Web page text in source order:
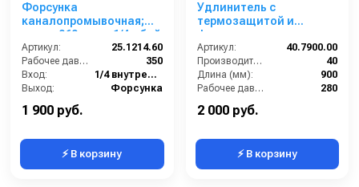
Форсунка
каналопромывочная;
сопло 060; вход 1/4г; бой
3Rx1F
Артикул:
25.1214.60
Рабочее давление (бар):
350
Вход:
1/4 внутренняя резьба
Выход:
Форсунка
1 900 руб.
⚡ В корзину
Удлинитель с
термозащитой и
форсункодержателем
900 мм; вход 1/4ш;
выход 1/4г изогнутый.
Артикул:
40.7900.00
Производительность (л/мин):
40
Длина (мм):
900
Рабочее давление (бар):
280
2 000 руб.
⚡ В корзину